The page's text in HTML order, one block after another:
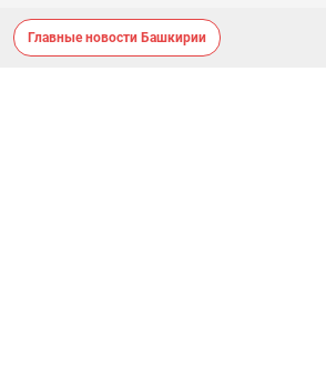
Главные новости Башкирии